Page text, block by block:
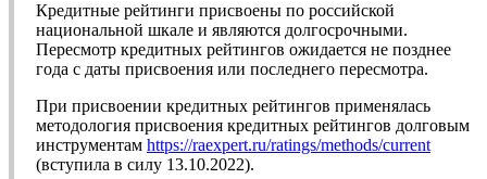
Кредитные рейтинги присвоены по российской
национальной шкале и являются долгосрочными.
Пересмотр кредитных рейтингов ожидается не позднее
года с даты присвоения или последнего пересмотра.
При присвоении кредитных рейтингов применялась
методология присвоения кредитных рейтингов долговым
инструментам https://raexpert.ru/ratings/methods/current
(вступила в силу 13.10.2022).